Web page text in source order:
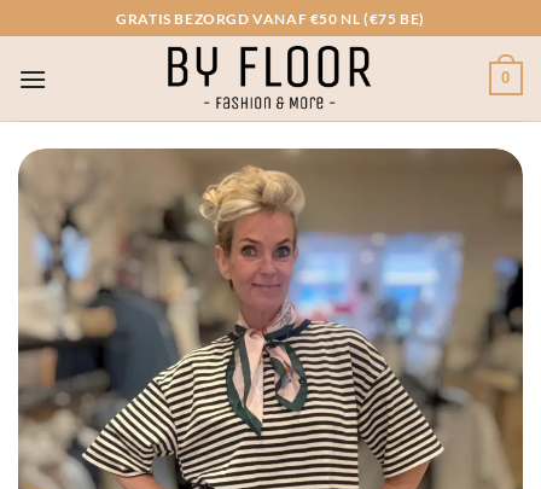
naar
inhoud
GRATIS BEZORGD VANAF €50 NL (€75 BE)
0